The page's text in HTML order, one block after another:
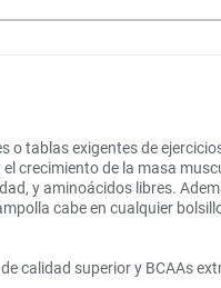
o tablas exigentes de
crecimiento de la masa
y aminoácidos libres.
cabe en cualquier
calidad superior y BCAAs